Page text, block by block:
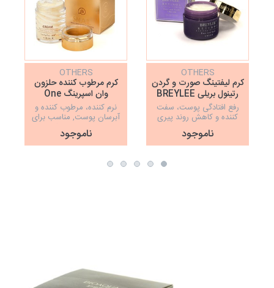
OTHERS
کرم لیفتینگ صورت و گردن
رتینول بریلی BREYLEE
رفع افتادگی پوست، سفت
کننده و کاهش روند پیری
پوست, جوانسازی پوست
ناموجود
OTHERS
کرم مرطوب کننده حلزون
وان اسپرینگ One
Spring
نرم کننده، مرطوب کننده و
آبرسان پوست, مناسب برای
انواع پوست و مصرف روزانه
ناموجود